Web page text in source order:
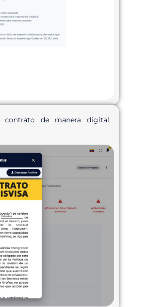
contrato de manera digital